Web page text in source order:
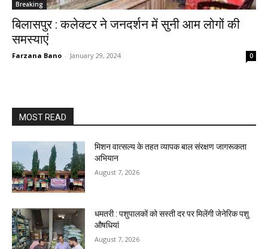
Breaking
बिलासपुर : कलेक्टर ने जनदर्शन में सुनी आम लोगों की
समस्याएं
Farzana Bano - January 29, 2024 0
MOST READ
मिशन वात्सल्य के तहत व्यापक बाल संरक्षण जागरूकता
अभियान
August 7, 2026
धमतरी : पशुपालकों को सस्ती दर पर मिलेंगी जेनेरिक पशु
औषधियां
August 7, 2026